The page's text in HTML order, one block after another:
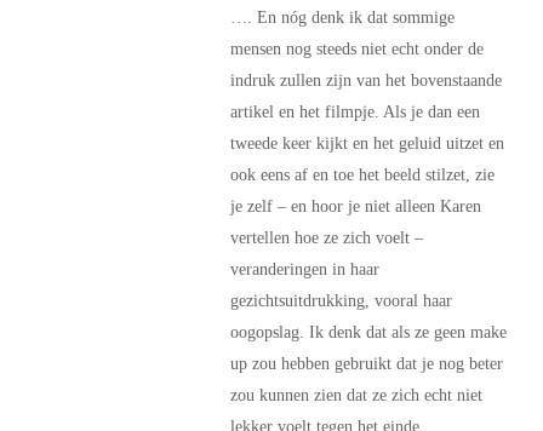
…. En nóg denk ik dat sommige
mensen nog steeds niet echt onder de
indruk zullen zijn van het bovenstaande
artikel en het filmpje. Als je dan een
tweede keer kijkt en het geluid uitzet en
ook eens af en toe het beeld stilzet, zie
je zelf – en hoor je niet alleen Karen
vertellen hoe ze zich voelt –
veranderingen in haar
gezichtsuitdrukking, vooral haar
oogopslag. Ik denk dat als ze geen make
up zou hebben gebruikt dat je nog beter
zou kunnen zien dat ze zich echt niet
lekker voelt tegen het einde.